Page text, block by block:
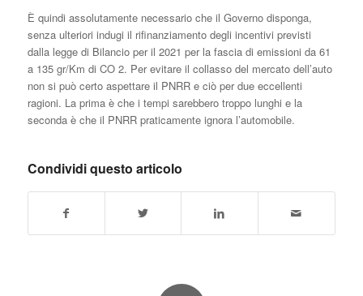
È quindi assolutamente necessario che il Governo disponga,
senza ulteriori indugi il rifinanziamento degli incentivi previsti
dalla legge di Bilancio per il 2021 per la fascia di emissioni da 61
a 135 gr/Km di CO 2. Per evitare il collasso del mercato dell’auto
non si può certo aspettare il PNRR e ciò per due eccellenti
ragioni. La prima è che i tempi sarebbero troppo lunghi e la
seconda è che il PNRR praticamente ignora l’automobile.
Condividi questo articolo